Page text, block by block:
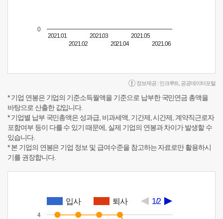
2021.01
2021.02
2021.03
2021.04
2021.05
2021.06
0
정보제공 : 인크루트 공공데이터포털
* 기업 연봉은 기업의 기준소득월액을 기준으로 납부한 국민연금 총액을
바탕으로 산출한 값입니다.
* 기업별 납부 국민총액은 성과급, 비과세액, 기간제, 시간제, 계약직근로자
포함여부 등이 다를 수 있기 때문에, 실제 기업의 연봉과 차이가 발생할 수
있습니다.
* 본 기업의 연봉은 기업 정보 및 급여수준을 참고하는 자료로만 활용하시
기를 권장합니다.
입사 퇴사 1/2
4